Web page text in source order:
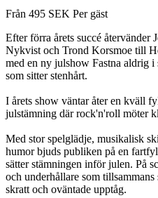
Från 495 SEK Per gäst
Efter förra årets succé återvänder
Nykvist och Trond Korsmoe till
med en ny julshow Fastna aldrig
som sitter stenhårt.
I årets show väntar åter en kväll
julstämning där rock'n'roll möter
Med stor spelglädje, musikalisk
humor bjuds publiken på en
sätter stämningen inför julen. På
och underhållare som
skratt och oväntade upptåg.